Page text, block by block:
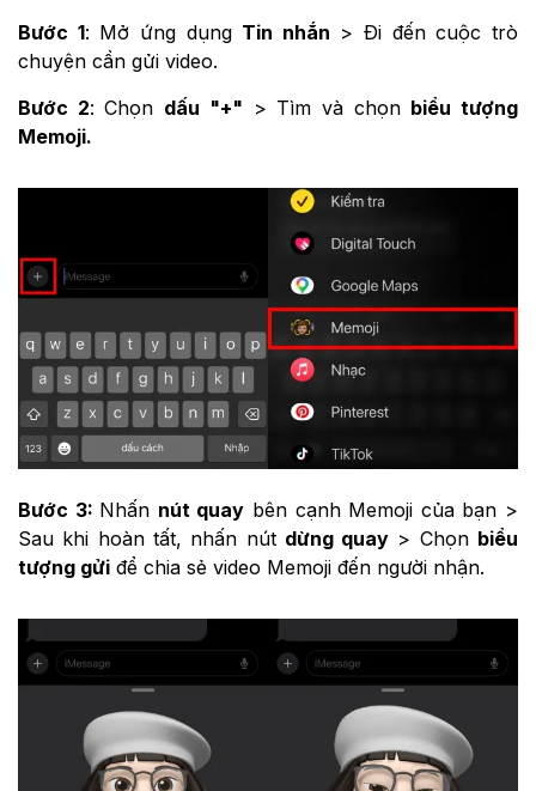
Bước 1: Mở ứng dụng Tin nhắn > Đi đến cuộc trò
chuyện cần gửi video.
Bước 2: Chọn dấu "+" > Tìm và chọn biểu tượng
Memoji.
Bước 3: Nhấn nút quay bên cạnh Memoji của bạn >
Sau khi hoàn tất, nhấn nút dừng quay > Chọn biểu
tượng gửi để chia sẻ video Memoji đến người nhận.